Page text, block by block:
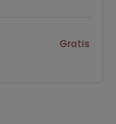
Gratis